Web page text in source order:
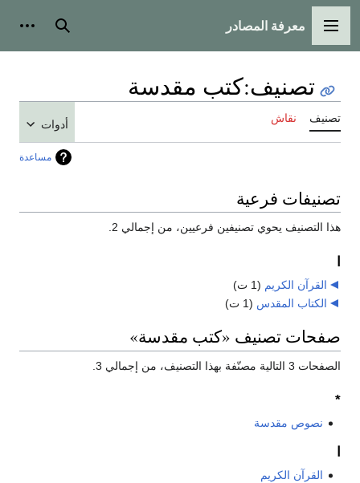
القائمة الرئيسية
معرفة المصادر بحث
تصنيف:كتب مقدسة
تصنيف نقاش أدوات
مساعدة
تصنيفات فرعية
هذا التصنيف يحوي تصنيفين فرعيين، من إجمالي 2.
القرآن الكريم (1 ت)
الكتاب المقدس (1 ت)
صفحات تصنيف «كتب مقدسة»
الصفحات 3 التالية مصنّفة بهذا التصنيف، من إجمالي 3.
*
نصوص مقدسة
القرآن الكريم